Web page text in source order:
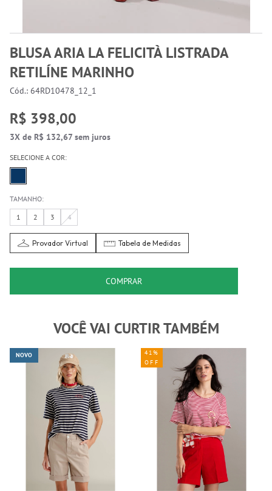
BLUSA ARIA LA FELICITÀ LISTRADA
RETILÍNE MARINHO
Cód.: 64RD10478_12_1
R$ 398,00
3X de R$ 132,67 sem juros
SELECIONE A COR:
TAMANHO:
1
2 3 4
Provador Virtual Tabela de Medidas
COMPRAR
VOCÊ VAI CURTIR TAMBÉM
NOVO
41%
OFF